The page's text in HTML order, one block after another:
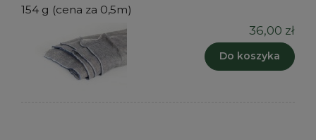
154 g (cena za 0,5m)
36,00 zł
Do koszyka